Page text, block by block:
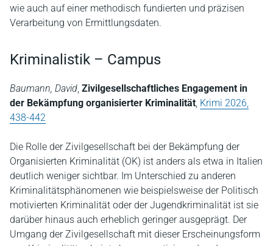
wie auch auf einer methodisch fundierten und präzisen
Verarbeitung von Ermittlungsdaten.
Kriminalistik – Campus
Baumann, David Zivilgesellschaftliches Engagement in
der Bekämpfung organisierter Kriminalität Krimi 2026,
438-442
Die Rolle der Zivilgesellschaft bei der Bekämpfung der
Organisierten Kriminalität (OK) ist anders als etwa in Italien
deutlich weniger sichtbar. Im Unterschied zu anderen
Kriminalitätsphänomenen wie beispielsweise der Politisch
motivierten Kriminalität oder der Jugendkriminalität ist sie
darüber hinaus auch erheblich geringer ausgeprägt. Der
Umgang der Zivilgesellschaft mit dieser Erscheinungsform